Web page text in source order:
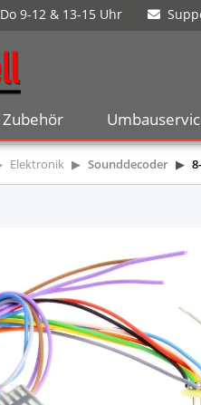
Do 9-12 & 13-15 Uhr
Zubehör
Elektronik Sounddecoder